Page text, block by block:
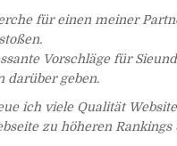
für einen meiner
Vorschläge für
darüber geben.
ich viele Qualität
zu höheren